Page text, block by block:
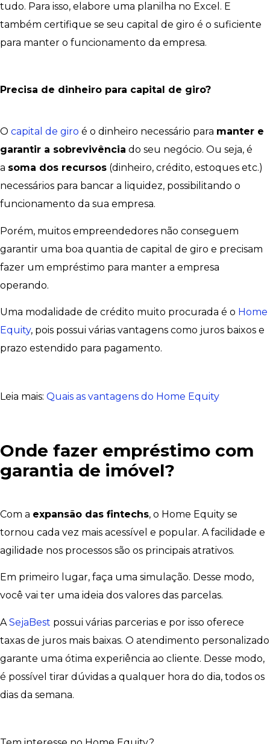
tudo. Para isso, elabore uma planilha no Excel. E
também certifique se seu capital de giro é o suficiente
para manter o funcionamento da empresa.
Precisa de dinheiro para capital de giro?
O capital de giro é o dinheiro necessário para manter e
garantir a sobrevivência do seu negócio. Ou seja, é
a soma dos recursos (dinheiro, crédito, estoques etc.)
necessários para bancar a liquidez, possibilitando o
funcionamento da sua empresa.
Porém, muitos empreendedores não conseguem
garantir uma boa quantia de capital de giro e precisam
fazer um empréstimo para manter a empresa
operando.
Uma modalidade de crédito muito procurada é o Home
Equity, pois possui várias vantagens como juros baixos e
prazo estendido para pagamento.
Leia mais: Quais as vantagens do Home Equity
Onde fazer empréstimo com
garantia de imóvel?
Com a expansão das fintechs, o Home Equity se
tornou cada vez mais acessível e popular. A facilidade e
agilidade nos processos são os principais atrativos.
Em primeiro lugar, faça uma simulação. Desse modo,
você vai ter uma ideia dos valores das parcelas.
A SejaBest possui várias parcerias e por isso oferece
taxas de juros mais baixas. O atendimento personalizado
garante uma ótima experiência ao cliente. Desse modo,
é possível tirar dúvidas a qualquer hora do dia, todos os
dias da semana.